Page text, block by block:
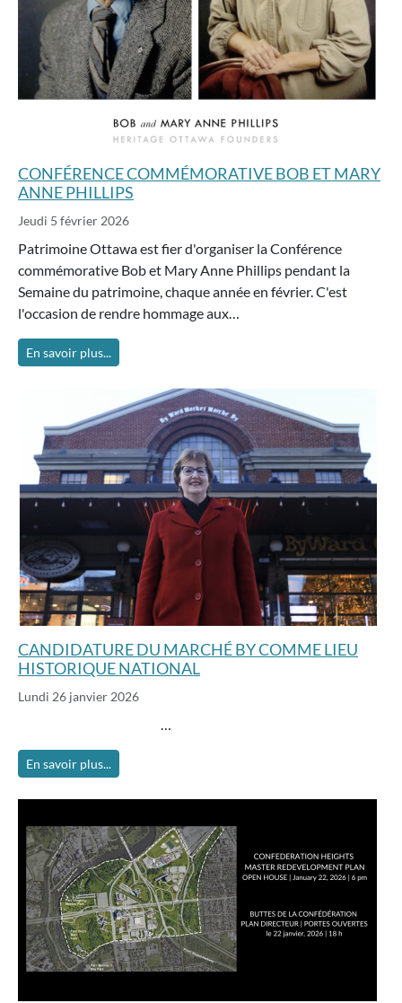
CONFÉRENCE COMMÉMORATIVE BOB ET MARY
ANNE PHILLIPS
Jeudi 5 février 2026
Patrimoine Ottawa est fier d'organiser la Conférence
commémorative Bob et Mary Anne Phillips pendant la
Semaine du patrimoine, chaque année en février. C'est
l'occasion de rendre hommage aux…
En savoir plus...
CANDIDATURE DU MARCHÉ BY COMME LIEU
HISTORIQUE NATIONAL
Lundi 26 janvier 2026
…
En savoir plus...